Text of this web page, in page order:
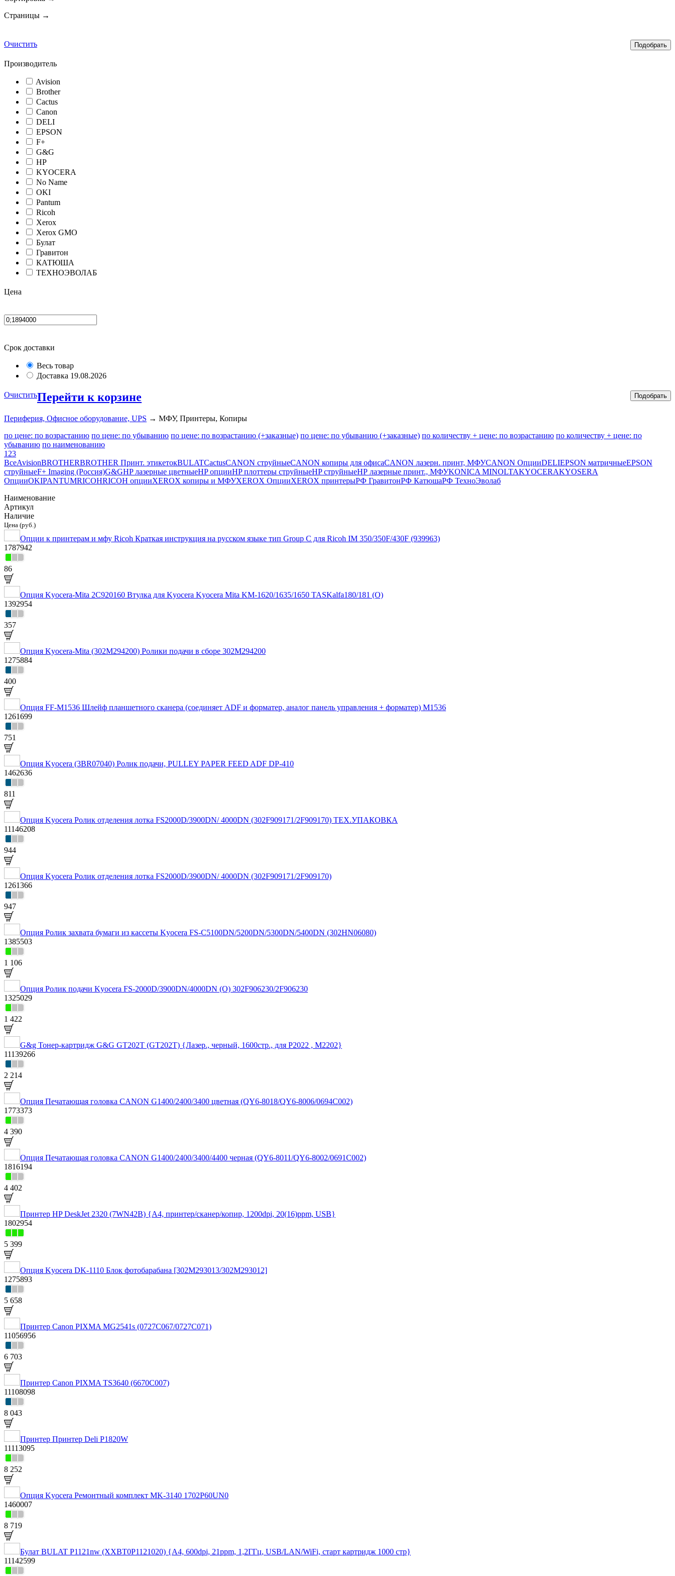
Страницы →
Очистить
Производитель
Avision
Brother
Cactus
Canon
DELI
EPSON
F+
G&G
HP
KYOCERA
No Name
OKI
Pantum
Ricoh
Xerox
Xerox GMO
Булат
Гравитон
КАТЮША
ТЕХНОЭВОЛАБ
Цена
Срок доставки
Весь товар
Доставка 19.08.2026
ОчиститьПерейти к корзине
Периферия, Офисное оборудование, UPS → МФУ, Принтеры, Копиры
по цене: по возрастанию по цене: по убыванию по цене: по возрастанию (+заказные) по цене: по убыванию (+заказные) по количеству + цене: по возрастанию по количеству + цене: по
убыванию по наименованию
1 23
ВсеAvisionBROTHERBROTHER Принт. этикетокBULATCactusCANON струйныеCANON копиры для офисаCANON лазерн. принт, МФУCANON ОпцииDELIEPSON матричныеEPSON
струйныеF+ Imaging (Россия)G&GHP лазерные цветныеHP опцииHP плоттеры струйныеHP струйныеHР лазерные принт., МФУKONICA MINOLTAKYOCERAKYOSERA
ОпцииOKIPANTUMRICOHRICOH опцииXEROX копиры и МФУXEROX ОпцииXEROX принтерыРФ ГравитонРФ КатюшаРФ ТехноЭволаб
Наименование
Артикул
Наличие
Цена (руб.)
Опции к принтерам и мфу Ricoh Краткая инструкция на русском языке тип Group C для Ricoh IM 350/350F/430F (939963)
1787942
86
Опция Kyocera-Mita 2C920160 Втулка для Kyocera Kyocera Mita KM-1620/1635/1650 TASKalfa180/181 (О)
1392954
357
Опция Kyocera-Mita (302M294200) Ролики подачи в сборе 302M294200
1275884
400
Опция FF-M1536 Шлейф планшетного сканера (соединяет ADF и форматер, аналог панель управления + форматер) M1536
1261699
751
Опция Kyocera (3BR07040) Ролик подачи, PULLEY PAPER FEED ADF DP-410
1462636
811
Опция Kyocera Ролик отделения лотка FS2000D/3900DN/ 4000DN (302F909171/2F909170) ТЕХ.УПАКОВКА
11146208
944
Опция Kyocera Ролик отделения лотка FS2000D/3900DN/ 4000DN (302F909171/2F909170)
1261366
947
Опция Ролик захвата бумаги из кассеты Kyocera FS-C5100DN/5200DN/5300DN/5400DN (302HN06080)
1385503
1 106
Опция Ролик подачи Kyocera FS-2000D/3900DN/4000DN (О) 302F906230/2F906230
1325029
1 422
G&g Тонер-картридж G&G GT202T (GT202T) {Лазер., черный, 1600стр., для P2022 , M2202}
11139266
2 214
Опция Печатающая головка CANON G1400/2400/3400 цветная (QY6-8018/QY6-8006/0694C002)
1773373
4 390
Опция Печатающая головка CANON G1400/2400/3400/4400 черная (QY6-8011/QY6-8002/0691C002)
1816194
4 402
Принтер HP DeskJet 2320 (7WN42B) {А4, принтер/сканер/копир, 1200dpi, 20(16)ppm, USB}
1802954
5 399
Опция Kyocera DK-1110 Блок фотобарабана [302M293013/302M293012]
1275893
5 658
Принтер Canon PIXMA MG2541s (0727C067/0727C071)
11056956
6 703
Принтер Canon PIXMA TS3640 (6670C007)
11108098
8 043
Принтер Принтер Deli P1820W
11113095
8 252
Опция Kyocera Ремонтный комплект MK-3140 1702P60UN0
1460007
8 719
Булат BULAT P1121nw (XXBT0P1121020) {A4, 600dpi, 21ppm, 1,2ГГц, USB/LAN/WiFi, старт картридж 1000 стр}
11142599